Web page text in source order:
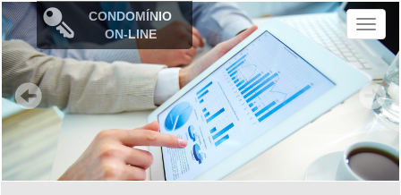
CONDOMÍNIO
ON-LINE
M
e
u